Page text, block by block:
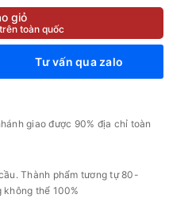
giỏ
toàn quốc
Tư vấn qua zalo
giao được 90% địa chỉ toàn
Thành phẩm tương tự 80-
không thể 100%